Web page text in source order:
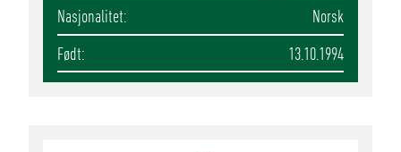
Nasjonalitet
Norsk
Født
13.10.1994